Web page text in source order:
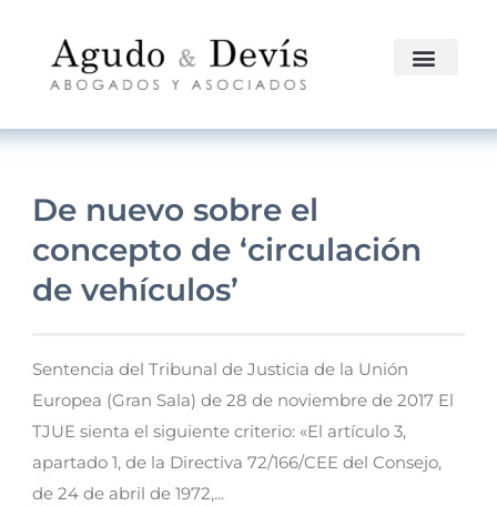
De nuevo sobre el
concepto de ‘circulación
de vehículos’
Sentencia del Tribunal de Justicia de la Unión
Europea (Gran Sala) de 28 de noviembre de 2017 El
TJUE sienta el siguiente criterio: «El artículo 3,
apartado 1, de la Directiva 72/166/CEE del Consejo,
de 24 de abril de 1972,...